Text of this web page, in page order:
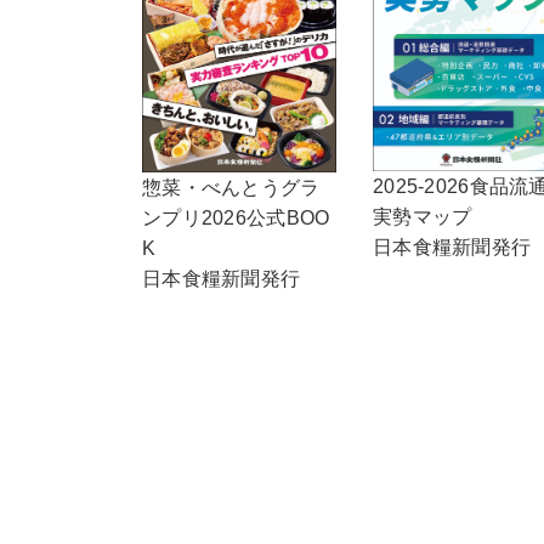
惣菜・べんとうグラ
ンプリ2026公式BOO
K
日本食糧新聞発行
2025-2026食品流
実勢マップ
日本食糧新聞発行